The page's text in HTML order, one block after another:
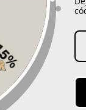
12
Pitbull